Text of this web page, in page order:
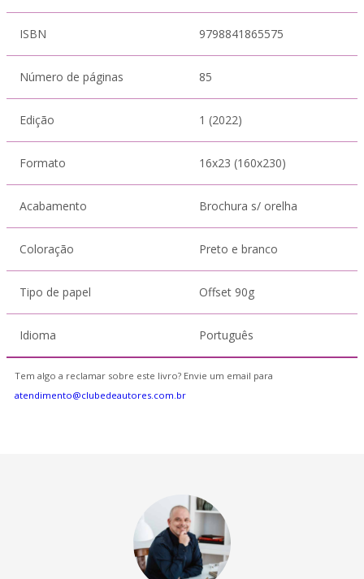
ISBN 9798841865575
Número de páginas 85
Edição 1 (2022)
Formato 16x23 (160x230)
Acabamento Brochura s/ orelha
Coloração Preto e branco
Tipo de papel Offset 90g
Idioma Português
Tem algo a reclamar sobre este livro? Envie um email para
atendimento@clubedeautores.com.br